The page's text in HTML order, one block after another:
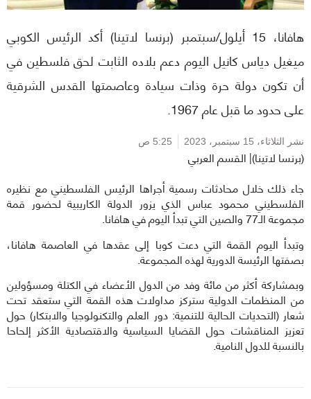
هافانا، 15 أيلول/سبتمبر (برنسا لاتينا) أكد الرئيس الكوبي
ميغيل دياس كانيل اليوم دعم بلاده الثابت لحق فلسطين في
أن تكون دولة حرة وذات سيادة وعاصمتها القدس الشرقية
على حدود ما قبل عام 1967.
نشر الثلاثاء، 15 سبتمبر، 2023 5:25 ص
(برنسا لاتينا)| القسم العربي
جاء ذلك خلال محادثات رسمية أجراها الرئيس الفلسطيني مع نظيره
الفلسطيني محمود عباس الذي يزور الدولة الكاريبية لحضور قمة
مجموعة الـ77 والصين التي تبدأ اليوم في هافانا.
وتبدأ اليوم القمة التي دعت كوبا إلى عقدها في العاصمة هافانا،
بصفتها الرئيسة الدورية لهذه المجموعة.
وبمشاركة أكثر من مائة وفد من الدول الأعضاء في الكتلة ومسؤولين
من المنظمات الدولية ستركز مداولات هذه القمة التي ستعقد تحت
شعار (التحديات الحالية للتنمية: دور العلم والتكنولوجيا والابتكار) حول
تعزيز المناقشات حول القضايا السياسية والاقتصادية الأكثر إلحاحا
بالنسبة للدول النامية.